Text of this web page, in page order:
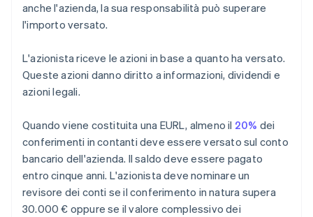
anche l'azienda, la sua responsabilità può superare
l'importo versato.
L'azionista riceve le azioni in base a quanto ha versato.
Queste azioni danno diritto a informazioni, dividendi e
azioni legali.
Quando viene costituita una EURL, almeno il 20% dei
conferimenti in contanti deve essere versato sul conto
bancario dell'azienda. Il saldo deve essere pagato
entro cinque anni. L'azionista deve nominare un
revisore dei conti se il conferimento in natura supera
30.000 € oppure se il valore complessivo dei